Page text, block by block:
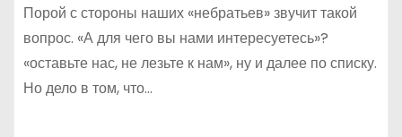
Порой с стороны наших «небратьев» звучит такой
вопрос. «А для чего вы нами интересуетесь»?
«оставьте нас, не лезьте к нам», ну и далее по списку.
Но дело в том, что…